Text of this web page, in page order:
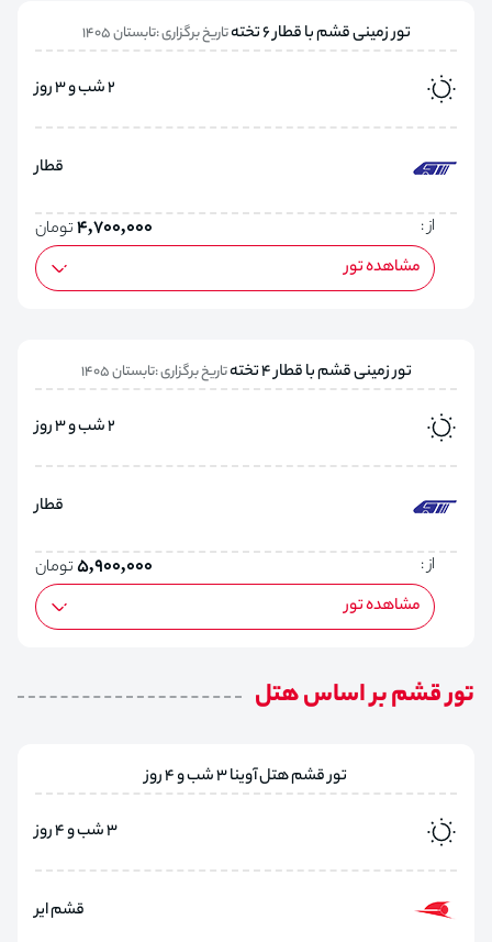
تور زمینی قشم با قطار 6 تخته تاریخ برگزاری :تابستان 1405
2 شب و 3 روز
قطار
از : 4,700,000تومان
مشاهده تور
تور زمینی قشم با قطار 4 تخته تاریخ برگزاری :تابستان 1405
2 شب و 3 روز
قطار
از : 5,900,000تومان
مشاهده تور
تور قشم بر اساس هتل
تور قشم هتل آوینا 3 شب و 4 روز
3 شب و 4 روز
قشم ایر